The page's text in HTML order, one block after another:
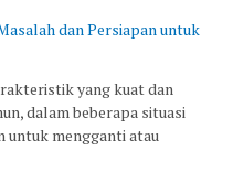
dan Persiapan untuk
yang kuat dan
dalam beberapa situasi
untuk mengganti atau